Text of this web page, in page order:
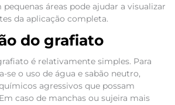
áreas pode ajudar a visualizar
da aplicação completa.
do grafiato
é relativamente simples. Para
se o uso de água e sabão neutro,
agressivos que possam
caso de manchas ou sujeira mais